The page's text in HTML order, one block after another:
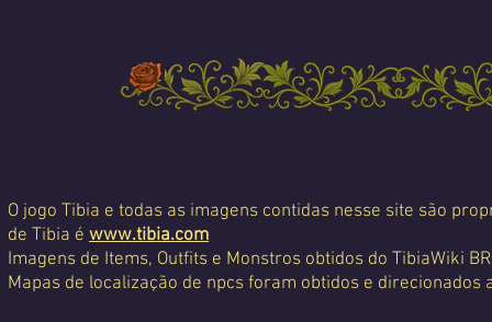
O jogo Tibia e todas as imagens contidas nesse site são
de Tibia é www.tibia.com
Imagens de Items, Outfits e Monstros obtidos do TibiaWiki
Mapas de localização de npcs foram obtidos e direcionados